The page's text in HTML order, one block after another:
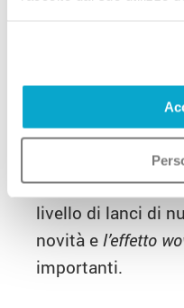
saturato il
vendita, cosi da
scremare i profitti
più ampi e più
La scrematura dei
utilizzata nei
livello di lanci di
novità e l’effetto
importanti.